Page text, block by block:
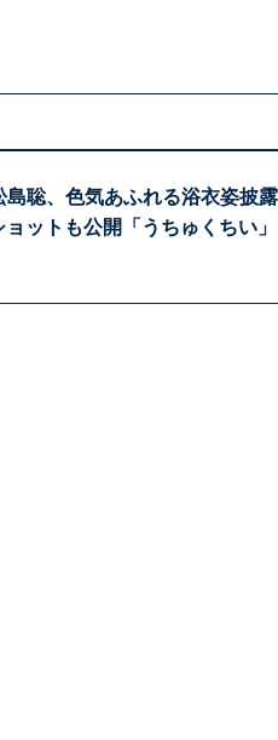
島聡、色気あふれる浴衣姿披
ットも公開「うちゅくちい」